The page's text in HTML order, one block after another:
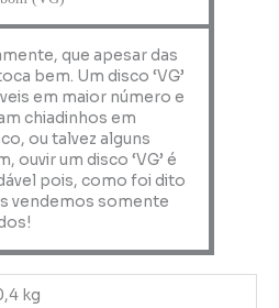
que apesar das
bem. Um disco ‘VG’
em maior número e
chiadinhos em
ou talvez alguns
ouvir um disco ‘VG’ é
pois, como foi dito
vendemos somente
kg